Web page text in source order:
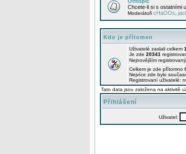
Chcete-li si s ostatními
Moderátoři cHaOOs
Kdo je přítomen
Uživatelé zaslali celkem
Je zde 20341
Nejnovějším
Celkem je zde přítomno
Nejvíce zde bylo
Registrovaní uživatelé:
Tato data jsou založena na aktivitě
Přihlášení
Uživatel: